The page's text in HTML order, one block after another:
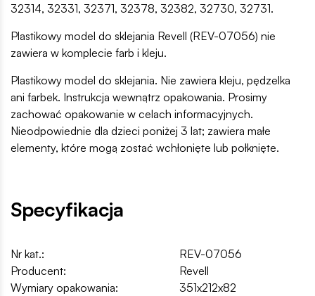
32314, 32331, 32371, 32378, 32382, 32730, 32731.
Plastikowy model do sklejania Revell (REV-07056) nie
zawiera w komplecie farb i kleju.
Plastikowy model do sklejania. Nie zawiera kleju, pędzelka
ani farbek. Instrukcja wewnątrz opakowania. Prosimy
zachować opakowanie w celach informacyjnych.
Nieodpowiednie dla dzieci poniżej 3 lat; zawiera małe
elementy, które mogą zostać wchłonięte lub połknięte.
Specyfikacja
Nr kat.:
REV-07056
Producent:
Revell
Wymiary opakowania:
351x212x82